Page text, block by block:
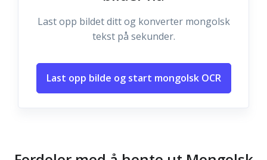
Last opp bildet ditt og konverter mongolsk
tekst på sekunder.
Last opp bilde og start mongolsk OCR